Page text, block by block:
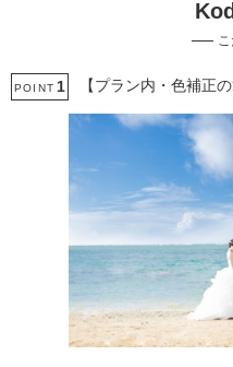
豊富な色打
POINT 1 【プラン内・色補正